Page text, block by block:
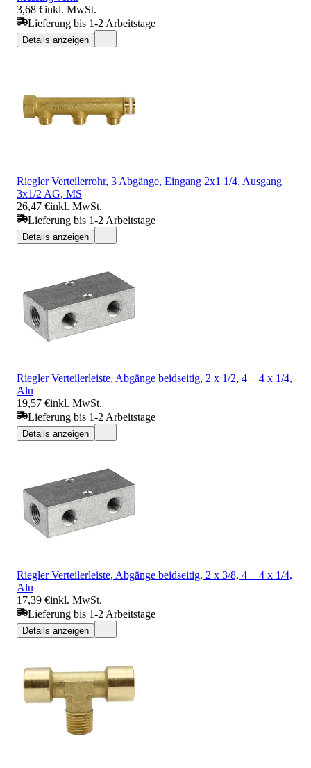
3,68 €inkl. MwSt.
Lieferung bis 1-2 Arbeitstage
Details anzeigen
Riegler Verteilerrohr, 3 Abgänge, Eingang 2x1 1/4, Ausgang
3x1/2 AG, MS
26,47 €inkl. MwSt.
Lieferung bis 1-2 Arbeitstage
Details anzeigen
Riegler Verteilerleiste, Abgänge beidseitig, 2 x 1/2, 4 + 4 x 1/4,
Alu
19,57 €inkl. MwSt.
Lieferung bis 1-2 Arbeitstage
Details anzeigen
Riegler Verteilerleiste, Abgänge beidseitig, 2 x 3/8, 4 + 4 x 1/4,
Alu
17,39 €inkl. MwSt.
Lieferung bis 1-2 Arbeitstage
Details anzeigen